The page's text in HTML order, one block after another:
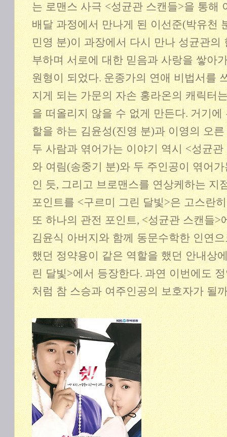
는 로맨스 사극<성균관 스캔들>을 통해
배달 과정에서 만나게 된 이선준(박유천
민영 분)이 과장에서 다시 만나 성균관의
부하며 서로에 대한 믿음과 사랑을 쌓아
원형이 되었다.운종가의 연애 비법서를
지게 되는 가문의 자손 홍라온의 캐릭터
을 떠올리지 않을 수 없게 만든다.거기에
할을 하는 김윤성(진영 분)과 이영의 오
두 사람과 엮어가는 이야기 역시<성균관
와 여림(송중기 분)와 두 주인공이 엮어
인 듯,그리고 브로맨스를 연상케하는 지
포인트를<구르미 그린 달빛>은 고스란
또 하나의 관전 포인트, <성균관 스캔들>
김윤식 아버지와 함께 동문수학한 인연
했던 정약용이 같은 역할을 했던 안내상
린 달빛>에서 등장한다.과연 이번에도
처럼 참 스승과 여주인공의 보호자가 될